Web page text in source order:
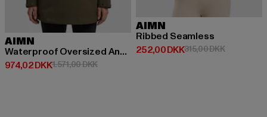
AIMN
Waterproof Oversized Anorak
974,02 DKK
Nuværende pris: 974,02 DKK
1.571,00 DKKKampagnepris: 1.571,00 DKK
AIMN
Ribbed Seamless
252,00 DKK
Nuværende pris: 252,00 DKK
315,00 DKK